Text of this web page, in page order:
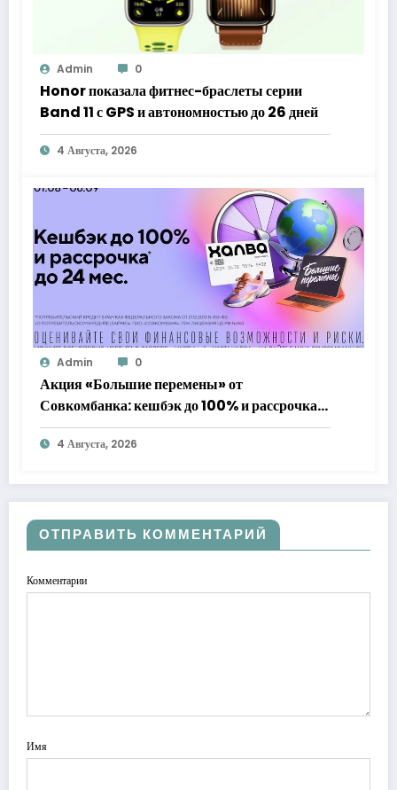
Admin 0
Honor показала фитнес-браслеты серии
Band 11 с GPS и автономностью до 26 дней
4 Августа, 2026
Admin 0
Акция «Большие перемены» от
Совкомбанка: кешбэк до 100% и рассрочка
до 24 месяцев с «Халвой»
4 Августа, 2026
ОТПРАВИТЬ КОММЕНТАРИЙ
Комментарии
Имя